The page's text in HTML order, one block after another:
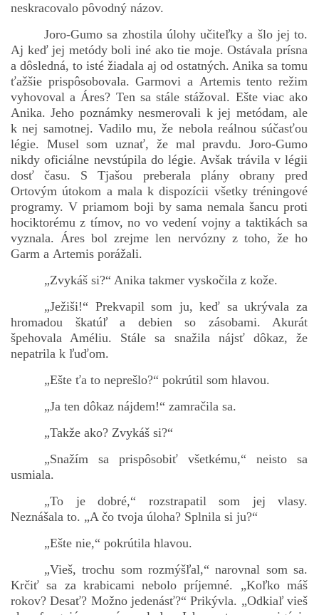
neskracovalo pôvodný názov.
Joro-Gumo sa zhostila úlohy učiteľky a šlo jej to.
Aj keď jej metódy boli iné ako tie moje. Ostávala prísna
a dôsledná, to isté žiadala aj od ostatných. Anika sa tomu
ťažšie prispôsobovala. Garmovi a Artemis tento režim
vyhovoval a Áres? Ten sa stále stážoval. Ešte viac ako
Anika. Jeho poznámky nesmerovali k jej metódam, ale
k nej samotnej. Vadilo mu, že nebola reálnou súčasťou
légie. Musel som uznať, že mal pravdu. Joro-Gumo
nikdy oficiálne nevstúpila do légie. Avšak trávila v légii
dosť času. S Tjašou preberala plány obrany pred
Ortovým útokom a mala k dispozícii všetky tréningové
programy. V priamom boji by sama nemala šancu proti
hociktorému z tímov, no vo vedení vojny a taktikách sa
vyznala. Áres bol zrejme len nervózny z toho, že ho
Garm a Artemis porážali.
„Zvykáš si?“ Anika takmer vyskočila z kože.
„Ježiši!“ Prekvapil som ju, keď sa ukrývala za
hromadou škatúľ a debien so zásobami. Akurát
špehovala Améliu. Stále sa snažila nájsť dôkaz, že
nepatrila k ľuďom.
„Ešte ťa to neprešlo?“ pokrútil som hlavou.
„Ja ten dôkaz nájdem!“ zamračila sa.
„Takže ako? Zvykáš si?“
„Snažím sa prispôsobiť všetkému,“ neisto sa
usmiala.
„To je dobré,“ rozstrapatil som jej vlasy.
Neznášala to. „A čo tvoja úloha? Splnila si ju?“
„Ešte nie,“ pokrútila hlavou.
„Vieš, trochu som rozmýšľal,“ narovnal som sa.
Krčiť sa za krabicami nebolo príjemné. „Koľko máš
rokov? Desať? Možno jedenásť?“ Prikývla. „Odkiaľ vieš